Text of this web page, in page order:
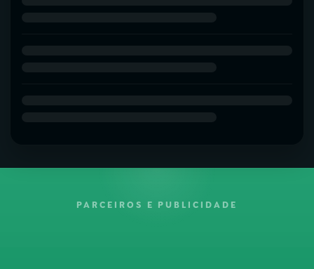
PARCEIROS E PUBLICIDADE